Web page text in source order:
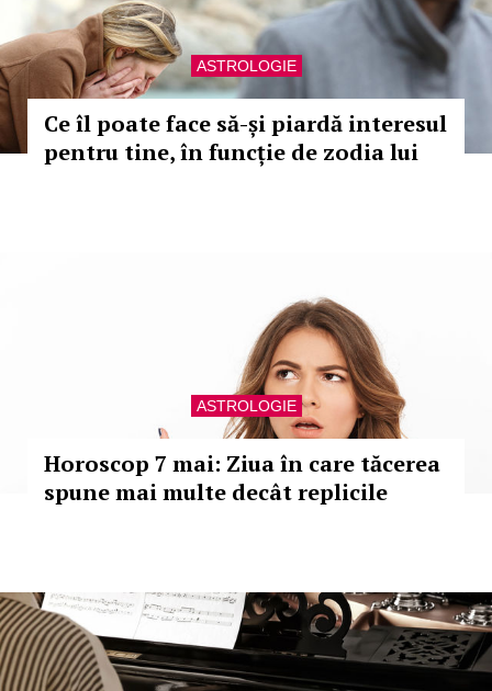
ASTROLOGIE
Ce îl poate face să-și piardă interesul
pentru tine, în funcție de zodia lui
ASTROLOGIE
Horoscop 7 mai: Ziua în care tăcerea
spune mai multe decât replicile